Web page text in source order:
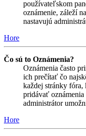
používateľskom
oznámenie, záleží
nastavujú
Hore
Čo sú to Oznámenia?
Oznámenia často
ich prečítať čo
každej stránky fóra,
pridávať
administrátor
Hore